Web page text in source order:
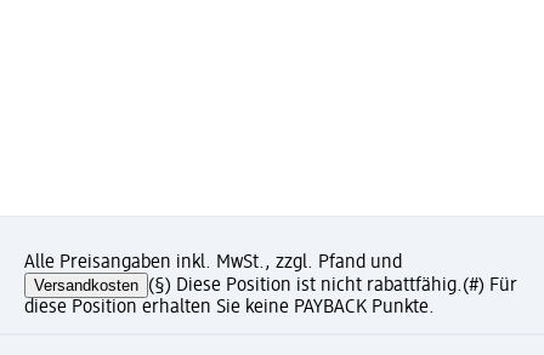
Alle Preisangaben inkl. MwSt., zzgl. Pfand und
Versandkosten (§) Diese Position ist nicht rabattfähig.(#) Für
diese Position erhalten Sie keine PAYBACK Punkte.